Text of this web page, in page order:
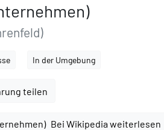
In der Umgebung
teilen
Bei Wikipedia weiterlesen